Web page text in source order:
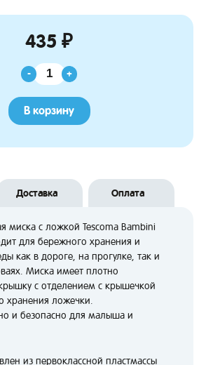
435 ₽
- +
В корзину
Доставка Оплата
миска с ложкой Tescoma Bambini
для бережного хранения и
как в дороге, на прогулке, так и
Миска имеет плотно
с отделением с крышечкой
хранения ложечки.
и безопасно для малыша и
из первоклассной пластмассы